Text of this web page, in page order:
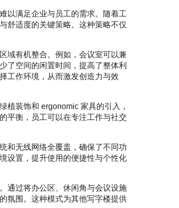
以满足企业与员工的需求。随着工
舒适度的关键策略。这种策略不仅
域有机整合。例如，会议室可以兼
了空间的闲置时间，提高了整体利
工作环境，从而激发创造力与效
植装饰和 ergonomic 家具的引入，
平衡，员工可以在专注工作与社交
和无线网络全覆盖，确保了不同功
设置，提升使用的便捷性与个性化
通过将办公区、休闲角与会议设施
氛围。这种模式为其他写字楼提供